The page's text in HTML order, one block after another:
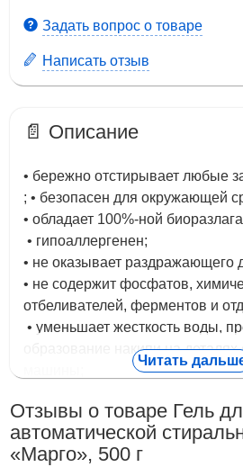
Задать вопрос о товаре
Написать отзыв
📄 Описание
• бережно отстирывает любые
; • безопасен для окружающей
• обладает 100%-ной
• гипоаллергенен;
• не оказывает раздражающего
• не содержит фосфатов,
отбеливателей, ферментов и
• уменьшает жесткость воды,
образование накипи на деталях
экономичнее обычных гелей
Состав:
Вода деминерализованная,
Читать
Отзывы о товаре Гель
автоматической
«Марго», 500 г